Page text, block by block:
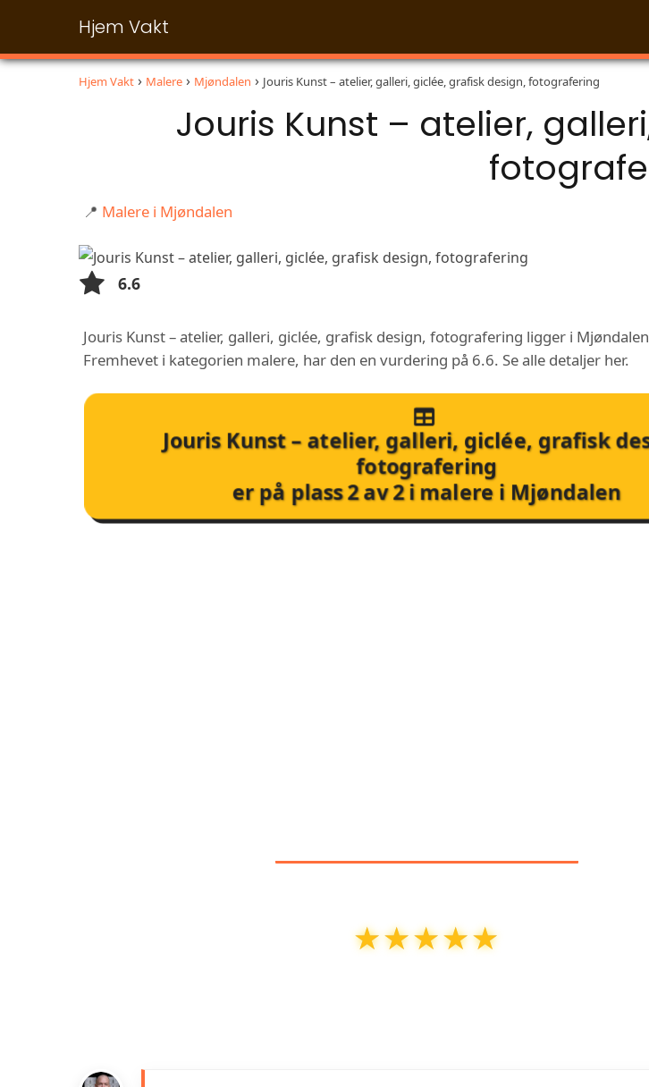
Hjem Vakt
Hjem Vakt Malere Mjøndalen Jouris Kunst – atelier, galleri, giclée, grafisk design, fotografering
Jouris Kunst – atelier,
📍 Malere i Mjøndalen
6.6
Jouris Kunst – atelier, galleri, giclée, grafisk design, fotografering ligger i
Fremhevet i kategorien malere, har den en vurdering på 6.6. Se alle detaljer her.
Jouris Kunst – atelier, galleri, giclée, grafisk
fotografering
er på plass2av2imalere i Mjøndalen
★★★★★
★★★★★